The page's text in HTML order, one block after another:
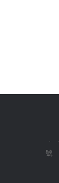
號